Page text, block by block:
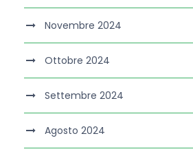
Novembre 2024
Ottobre 2024
Settembre 2024
Agosto 2024